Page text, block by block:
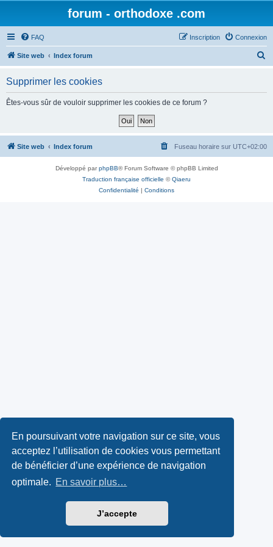
En poursuivant votre navigation sur ce site, vous
acceptez l’utilisation de cookies vous permettant
de bénéficier d’une expérience de navigation
optimale. En savoir plus…
J’accepte
forum - orthodoxe .com
FAQ Connexion
Inscription
Site web Index forum
h
Supprimer les cookies
Êtes-vous sûr de vouloir supprimer les cookies de ce forum ?
Site web Index forum Fuseau horaire sur UTC+02:00
Développé parphpBB® Forum Software © phpBB Limited
Traduction française officielle ©Qiaeru
Confidentialité | Conditions